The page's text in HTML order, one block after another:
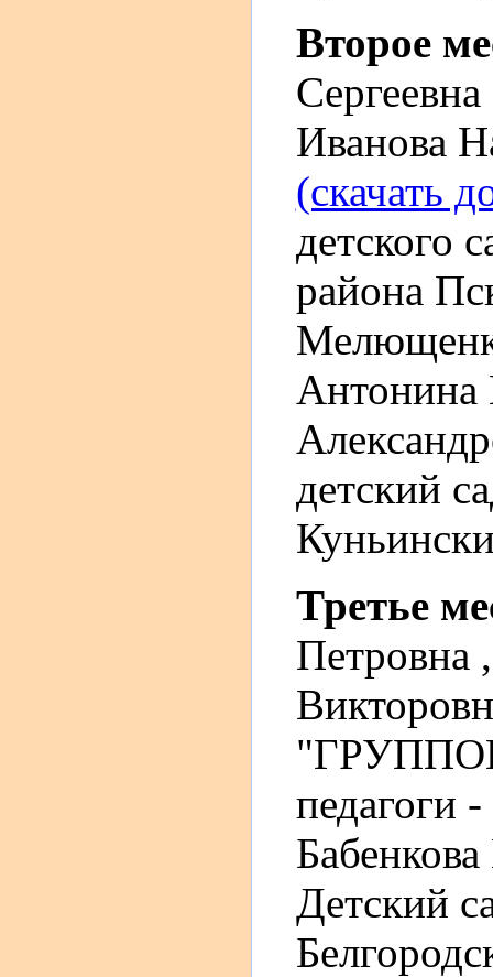
Второе
Иванова
(скачать
детского
района
Антонина
детский
Третье
Петровна
педагоги
Детский